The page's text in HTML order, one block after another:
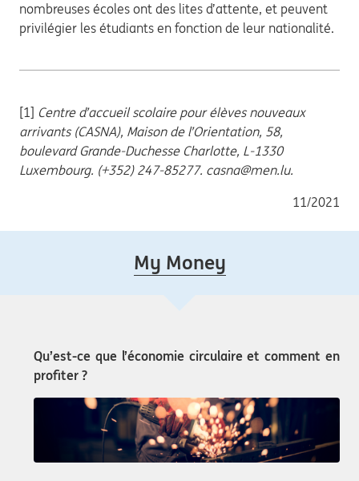
nombreuses écoles ont des lites d’attente, et peuvent
privilégier les étudiants en fonction de leur nationalité.
[1] Centre d’accueil scolaire pour élèves nouveaux
arrivants (CASNA), Maison de l’Orientation, 58,
boulevard Grande-Duchesse Charlotte, L-1330
Luxembourg. (+352) 247-85277. casna@men.lu.
11/2021
My Money
Qu’est-ce que l’économie circulaire et comment en
profiter ?